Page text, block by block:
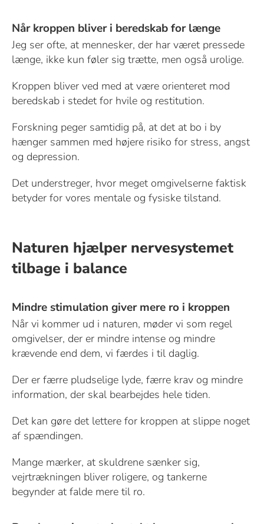
Når kroppen bliver i beredskab for længe
Jeg ser ofte, at mennesker, der har været pressede
længe, ikke kun føler sig trætte, men også urolige.
Kroppen bliver ved med at være orienteret mod
beredskab i stedet for hvile og restitution.
Forskning peger samtidig på, at det at bo i by
hænger sammen med højere risiko for stress, angst
og depression.
Det understreger, hvor meget omgivelserne faktisk
betyder for vores mentale og fysiske tilstand.
Naturen hjælper nervesystemet
tilbage i balance
Mindre stimulation giver mere ro i kroppen
Når vi kommer ud i naturen, møder vi som regel
omgivelser, der er mindre intense og mindre
krævende end dem, vi færdes i til daglig.
Der er færre pludselige lyde, færre krav og mindre
information, der skal bearbejdes hele tiden.
Det kan gøre det lettere for kroppen at slippe noget
af spændingen.
Mange mærker, at skuldrene sænker sig,
vejrtrækningen bliver roligere, og tankerne
begynder at falde mere til ro.